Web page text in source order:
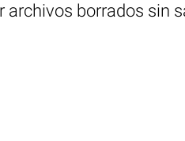
archivos borrados sin